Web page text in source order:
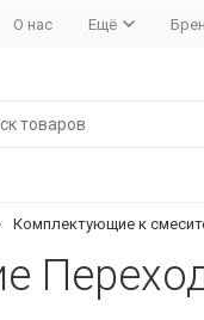
О нас Ещё
Комплектующие к